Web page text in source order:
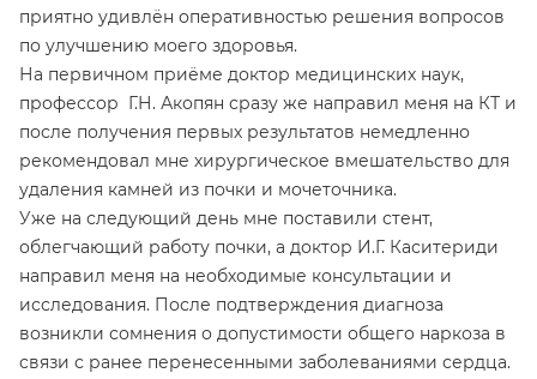
приятно удивлён оперативностью решения вопросов
по улучшению моего здоровья.
На первичном приёме доктор медицинских наук,
профессор Г.Н. Акопян сразу же направил меня на КТ и
после получения первых результатов немедленно
рекомендовал мне хирургическое вмешательство для
удаления камней из почки и мочеточника.
Уже на следующий день мне поставили стент,
облегчающий работу почки, а доктор И.Г. Каситериди
направил меня на необходимые консультации и
исследования. После подтверждения диагноза
возникли сомнения о допустимости общего наркоза в
связи с ранее перенесенными заболеваниями сердца.